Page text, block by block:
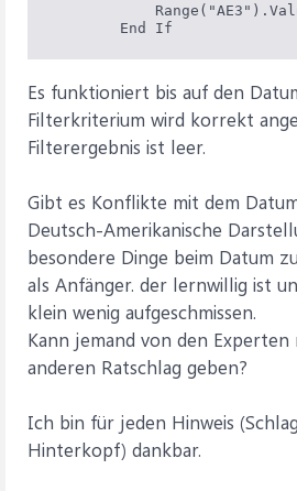
        End If
Es funktioniert bis auf den
Filterkriterium wird korrekt
Filterergebnis ist leer.
Gibt es Konflikte mit dem
Deutsch-Amerikanische
besondere Dinge beim Datum
als Anfänger. der lernwillig ist
klein wenig aufgeschmissen.
Kann jemand von den
anderen Ratschlag geben?
Ich bin für jeden Hinweis
Hinterkopf) dankbar.